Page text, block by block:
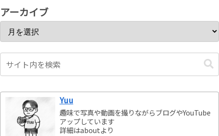
アーカイブ
Yuu
趣味で写真や動画を撮りながらブログやYouTube
アップしています
詳細はaboutより